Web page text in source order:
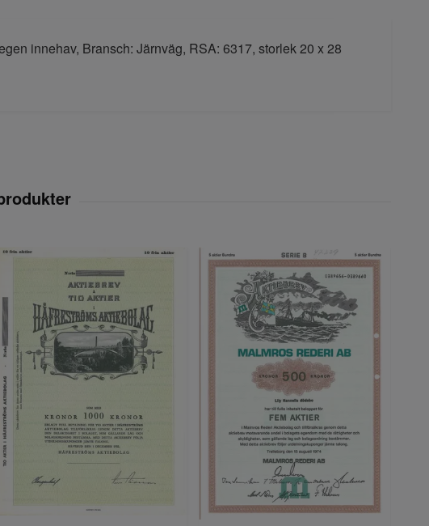
innehav, Bransch: Järnväg, RSA: 6317, storlek 20 x 28